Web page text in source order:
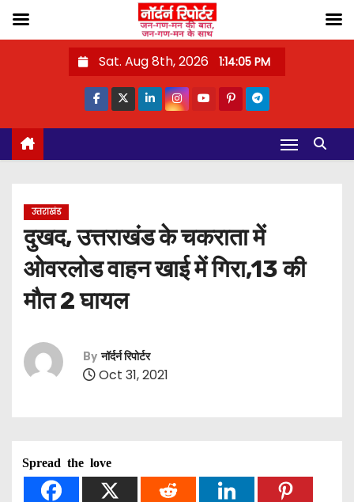
o
Sat. Aug 8th, 2026 1:14:06 PM
उत्तराखंड
दुखद, उत्तराखंड के चकराता में
ओवरलोड वाहन खाई में गिरा,13 की
मौत 2 घायल
By नॉर्दर्न रिपोर्टर
Oct 31, 2021
Spread the love